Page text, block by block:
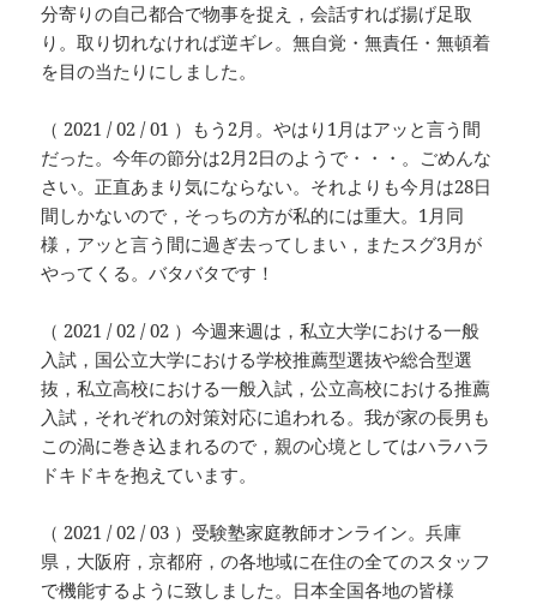
分寄りの自己都合で物事を捉え，会話すれば揚げ足取
り。取り切れなければ逆ギレ。無自覚・無責任・無頓着
を目の当たりにしました。
（ 2021 / 02 / 01 ）もう2月。やはり1月はアッと言う間
だった。今年の節分は2月2日のようで・・・。ごめんな
さい。正直あまり気にならない。それよりも今月は28日
間しかないので，そっちの方が私的には重大。1月同
様，アッと言う間に過ぎ去ってしまい，またスグ3月が
やってくる。バタバタです！
（ 2021 / 02 / 02 ）今週来週は，私立大学における一般
入試，国公立大学における学校推薦型選抜や総合型選
抜，私立高校における一般入試，公立高校における推薦
入試，それぞれの対策対応に追われる。我が家の長男も
この渦に巻き込まれるので，親の心境としてはハラハラ
ドキドキを抱えています。
（ 2021 / 02 / 03 ）受験塾家庭教師オンライン。兵庫
県，大阪府，京都府，の各地域に在住の全てのスタッフ
で機能するように致しました。日本全国各地の皆様